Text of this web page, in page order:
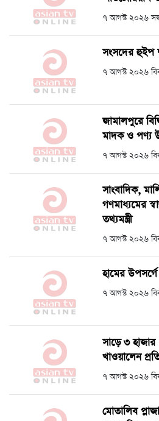
৭ আগস্ট ২০২৬
সংসদের হুইপ
৭ আগস্ট ২০২৬
জামালপুরে
মাদক ও পণ্য
৭ আগস্ট ২০২৬
সাংবাদিক,
গণমাধ্যমের
তথ্যমন্ত্রী
৭ আগস্ট ২০২৬
হামের
৭ আগস্ট ২০২৬
সাড়ে ৩ হাজার
খাওয়ালেন
৭ আগস্ট ২০২৬
মোতালিব